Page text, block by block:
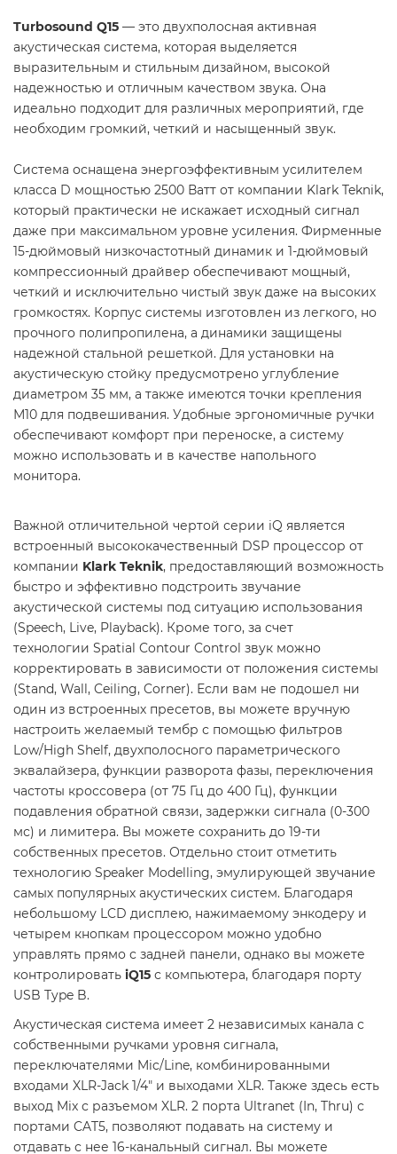
Turbosound Q15 — это двухполосная активная
акустическая система, которая выделяется
выразительным и стильным дизайном, высокой
надежностью и отличным качеством звука. Она
идеально подходит для различных мероприятий, где
необходим громкий, четкий и насыщенный звук.
Система оснащена энергоэффективным усилителем
класса D мощностью 2500 Ватт от компании Klark Teknik,
который практически не искажает исходный сигнал
даже при максимальном уровне усиления. Фирменные
15-дюймовый низкочастотный динамик и 1-дюймовый
компрессионный драйвер обеспечивают мощный,
четкий и исключительно чистый звук даже на высоких
громкостях. Корпус системы изготовлен из легкого, но
прочного полипропилена, а динамики защищены
надежной стальной решеткой. Для установки на
акустическую стойку предусмотрено углубление
диаметром 35 мм, а также имеются точки крепления
М10 для подвешивания. Удобные эргономичные ручки
обеспечивают комфорт при переноске, а систему
можно использовать и в качестве напольного
монитора.
Важной отличительной чертой серии iQ является
встроенный высококачественный DSP процессор от
компании Klark Teknik, предоставляющий возможность
быстро и эффективно подстроить звучание
акустической системы под ситуацию использования
(Speech, Live, Playback). Кроме того, за счет
технологии Spatial Contour Control звук можно
корректировать в зависимости от положения системы
(Stand, Wall, Ceiling, Corner). Если вам не подошел ни
один из встроенных пресетов, вы можете вручную
настроить желаемый тембр с помощью фильтров
Low/High Shelf, двухполосного параметрического
эквалайзера, функции разворота фазы, переключения
частоты кроссовера (от 75 Гц до 400 Гц), функции
подавления обратной связи, задержки сигнала (0-300
мс) и лимитера. Вы можете сохранить до 19-ти
собственных пресетов. Отдельно стоит отметить
технологию Speaker Modelling, эмулирующей звучание
самых популярных акустических систем. Благодаря
небольшому LCD дисплею, нажимаемому энкодеру и
четырем кнопкам процессором можно удобно
управлять прямо с задней панели, однако вы можете
контролировать iQ15 с компьютера, благодаря порту
USB Type B.
Акустическая система имеет 2 независимых канала с
собственными ручками уровня сигнала,
переключателями Mic/Line, комбинированными
входами XLR-Jack 1/4" и выходами XLR. Также здесь есть
выход Mix с разъемом XLR. 2 порта Ultranet (In, Thru) с
портами CAT5, позволяют подавать на систему и
отдавать с нее 16-канальный сигнал. Вы можете